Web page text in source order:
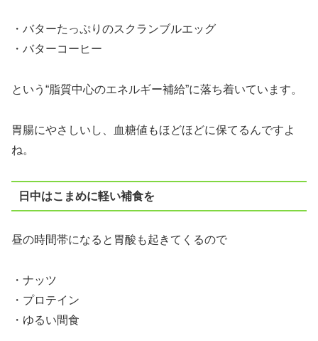
・バターたっぷりのスクランブルエッグ
・バターコーヒー
という“脂質中心のエネルギー補給”に落ち着いています。
胃腸にやさしいし、血糖値もほどほどに保てるんですよ
ね。
日中はこまめに軽い補食を
昼の時間帯になると胃酸も起きてくるので
・ナッツ
・プロテイン
・ゆるい間食